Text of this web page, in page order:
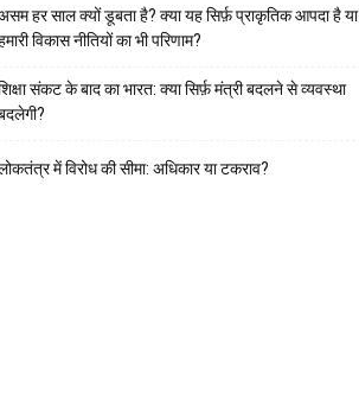
हर साल क्यों डूबता है? क्या यह सिर्फ़ प्राकृतिक आपदा है या
विकास नीतियों का भी परिणाम?
संकट के बाद का भारत: क्या सिर्फ़ मंत्री बदलने से व्यवस्था
में विरोध की सीमा: अधिकार या टकराव?